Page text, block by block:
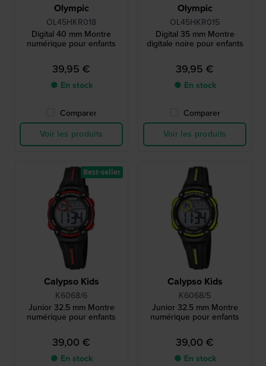
Olympic
OL45HKR018
Digital 40 mm Montre
numérique pour enfants
39,95 €
● En stock
Comparer
Voir les produits
Olympic
OL45HKR015
Digital 35 mm Montre
digitale noire pour enfants
39,95 €
● En stock
Comparer
Voir les produits
Calypso Kids
K6068/6
Junior 32.5 mm Montre
numérique pour enfants
39,00 €
● En stock
Best-seller
Calypso Kids
K6068/5
Junior 32.5 mm Montre
numérique pour enfants
39,00 €
● En stock